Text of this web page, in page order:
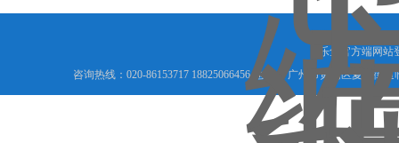
乐鱼官方端网
咨询热线：020-86153717 18825066456 地址： 广州市黄埔区夏港街